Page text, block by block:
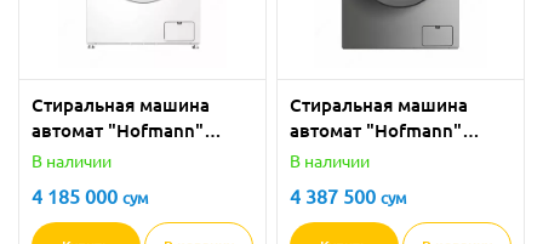
Стиральная машина
автомат "Hofmann"
WM610BWH/HF (Белая)
В наличии
4 185 000 сум
Стиральная машина
автомат "Hofmann"
WM610BDG/HF (Серая) 6
В наличии
4 387 500 сум